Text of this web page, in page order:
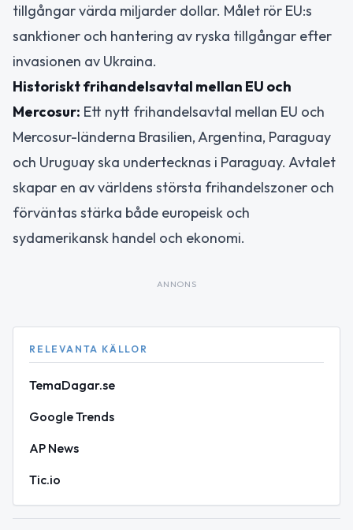
tillgångar värda miljarder dollar. Målet rör EU:s
sanktioner och hantering av ryska tillgångar efter
invasionen av Ukraina.
Historiskt frihandelsavtal mellan EU och
Mercosur: Ett nytt frihandelsavtal mellan EU och
Mercosur-länderna Brasilien, Argentina, Paraguay
och Uruguay ska undertecknas i Paraguay. Avtalet
skapar en av världens största frihandelszoner och
förväntas stärka både europeisk och
sydamerikansk handel och ekonomi.
ANNONS
RELEVANTA KÄLLOR
TemaDagar.se
Google Trends
AP News
Tic.io